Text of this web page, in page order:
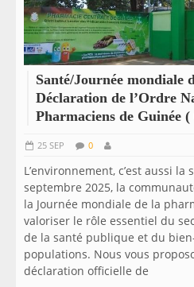
Santé/Journée mondiale
Déclaration de l’Ordre
Pharmaciens de Guinée
25 SEP 0
L’environnement, c’est aussi la
septembre 2025, la
la Journée mondiale de la
valoriser le rôle essentiel du
de la santé publique et du
populations. Nous vous
déclaration officielle de